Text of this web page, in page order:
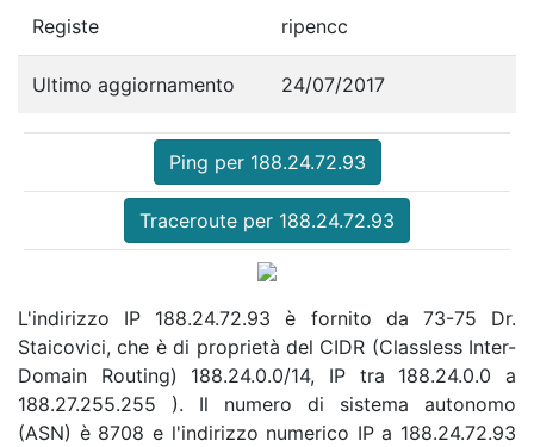
Registe ripencc
Ultimo aggiornamento 24/07/2017
Ping per 188.24.72.93
Traceroute per 188.24.72.93
L'indirizzo IP 188.24.72.93 è fornito da 73-75 Dr.
Staicovici, che è di proprietà del CIDR (Classless Inter-
Domain Routing) 188.24.0.0/14, IP tra 188.24.0.0 a
188.27.255.255 ). Il numero di sistema autonomo
(ASN) è 8708 e l'indirizzo numerico IP a 188.24.72.93